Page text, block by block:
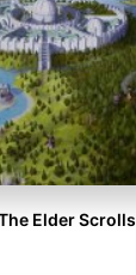
Elder Scrolls